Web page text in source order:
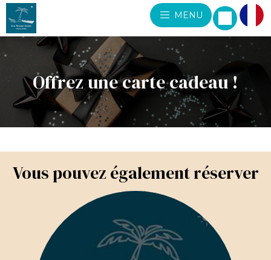
MENU
Offrez une carte cadeau !
Vous pouvez également réserver